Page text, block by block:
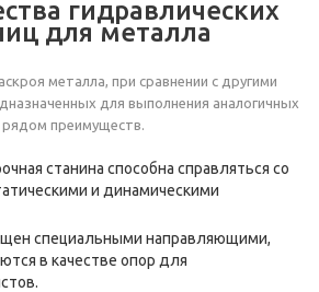
гидравлических
для металла
металла, при сравнении с другими
для выполнения аналогичных
преимуществ.
станина способна справляться со
и динамическими
специальными направляющими,
в качестве опор для